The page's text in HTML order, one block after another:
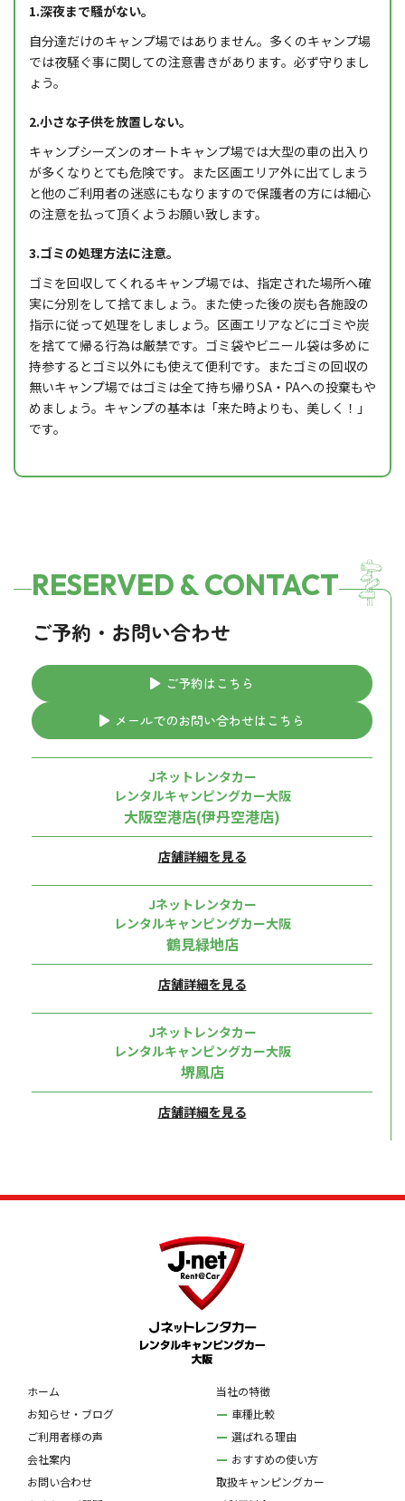
1.深夜まで騒がない。
自分達だけのキャンプ場ではありません。多くのキャンプ場
では夜騒ぐ事に関しての注意書きがあります。必ず守りまし
ょう。
2.小さな子供を放置しない。
キャンプシーズンのオートキャンプ場では大型の車の出入り
が多くなりとても危険です。また区画エリア外に出てしまう
と他のご利用者の迷惑にもなりますので保護者の方には細心
の注意を払って頂くようお願い致します。
3.ゴミの処理方法に注意。
ゴミを回収してくれるキャンプ場では、指定された場所へ確
実に分別をして捨てましょう。また使った後の炭も各施設の
指示に従って処理をしましょう。区画エリアなどにゴミや炭
を捨てて帰る行為は厳禁です。ゴミ袋やビニール袋は多めに
持参するとゴミ以外にも使えて便利です。またゴミの回収の
無いキャンプ場ではゴミは全て持ち帰りSA・PAへの投棄もや
めましょう。キャンプの基本は「来た時よりも、美しく！」
です。
RESERVED & CONTACT
ご予約・お問い合わせ
ご予約はこちら
メールでのお問い合わせはこちら
Jネットレンタカー
レンタルキャンピングカー大阪
大阪空港店(伊丹空港店)
店舗詳細を見る
Jネットレンタカー
レンタルキャンピングカー大阪
鶴見緑地店
店舗詳細を見る
Jネットレンタカー
レンタルキャンピングカー大阪
堺鳳店
店舗詳細を見る
ホーム
お知らせ・ブログ
ご利用者様の声
会社案内
お問い合わせ
当社の特徴
車種比較
選ばれる理由
おすすめの使い方
取扱キャンピングカー